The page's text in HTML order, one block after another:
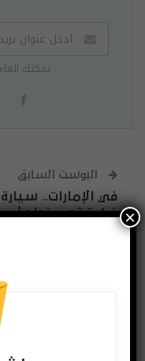
يمكنك
البوست السابق
في الإمارات.. سيارة
ذكية تحدد نجاح أو ×